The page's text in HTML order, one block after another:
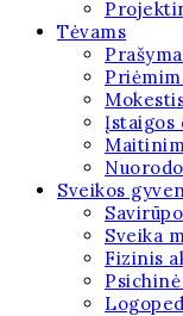
Tėvams
Įstaigos
Sveikos
Sveika
Fizinis